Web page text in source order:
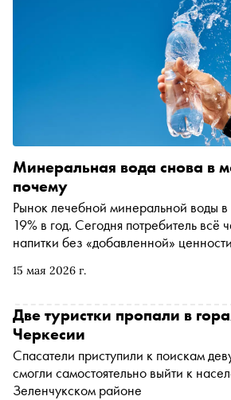
партнёр фестиваля — рассказывает,
это стоит двух недель в горах
15 мая 2026 г.
Минеральная вода снова в
почему
Рынок лечебной минеральной воды в
19% в год. Сегодня потребитель всё
напитки без «добавленной»
инвестиционного форума в
Аква» — производителя «Нарзана»,
«Архыза» — рассказал «Снобу» о
рынок изнутри: от скважины до
двойников до судебных побед над
Две туристки пропали в
Черкесии
Спасатели приступили к поискам
смогли самостоятельно выйти к
Зеленчукском районе